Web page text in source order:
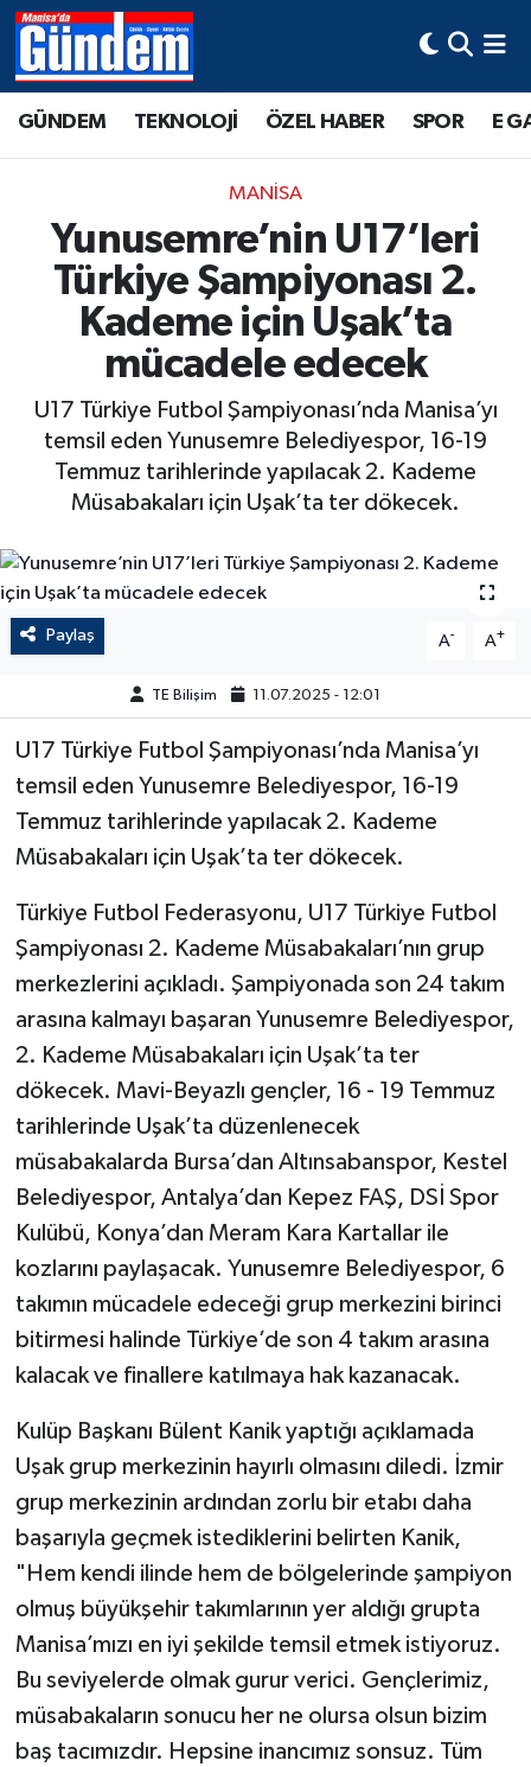
GÜNDEM TEKNOLOJİ ÖZEL HABER SPOR E
MANİSA
Yunusemre’nin U17’leri
Türkiye Şampiyonası 2.
Kademe için Uşak’ta
mücadele edecek
U17 Türkiye Futbol Şampiyonası’nda Manisa’yı
temsil eden Yunusemre Belediyespor, 16-19
Temmuz tarihlerinde yapılacak 2. Kademe
Müsabakaları için Uşak’ta ter dökecek.
Paylaş A- A+
TE Bilişim 11.07.2025 - 12:01
U17 Türkiye Futbol Şampiyonası’nda Manisa’yı
temsil eden Yunusemre Belediyespor, 16-19
Temmuz tarihlerinde yapılacak 2. Kademe
Müsabakaları için Uşak’ta ter dökecek.
Türkiye Futbol Federasyonu, U17 Türkiye Futbol
Şampiyonası 2. Kademe Müsabakaları’nın grup
merkezlerini açıkladı. Şampiyonada son 24 takım
arasına kalmayı başaran Yunusemre Belediyespor,
2. Kademe Müsabakaları için Uşak’ta ter
dökecek. Mavi-Beyazlı gençler, 16 - 19 Temmuz
tarihlerinde Uşak’ta düzenlenecek
müsabakalarda Bursa’dan Altınsabanspor, Kestel
Belediyespor, Antalya’dan Kepez FAŞ, DSİ Spor
Kulübü, Konya’dan Meram Kara Kartallar ile
kozlarını paylaşacak. Yunusemre Belediyespor, 6
takımın mücadele edeceği grup merkezini birinci
bitirmesi halinde Türkiye’de son 4 takım arasına
kalacak ve finallere katılmaya hak kazanacak.
Kulüp Başkanı Bülent Kanik yaptığı açıklamada
Uşak grup merkezinin hayırlı olmasını diledi. İzmir
grup merkezinin ardından zorlu bir etabı daha
başarıyla geçmek istediklerini belirten Kanik,
"Hem kendi ilinde hem de bölgelerinde şampiyon
olmuş büyükşehir takımlarının yer aldığı grupta
Manisa’mızı en iyi şekilde temsil etmek istiyoruz.
Bu seviyelerde olmak gurur verici. Gençlerimiz,
müsabakaların sonucu her ne olursa olsun bizim
baş tacımızdır. Hepsine inancımız sonsuz. Tüm
Manisa Hava Durumu
Tüm Manşetler
Son Dakika Haberleri